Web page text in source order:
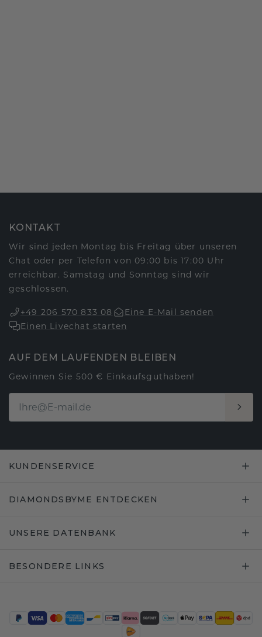
KONTAKT
Wir sind jeden Montag bis Freitag über unseren
Chat oder per Telefon von 09:00 bis 17:00 Uhr
erreichbar. Samstag und Sonntag sind wir
geschlossen.
+49 206 570 833 08
Eine E-Mail senden
Einen Livechat starten
AUF DEM LAUFENDEN BLEIBEN
Gewinnen Sie 500 € Einkaufsguthaben!
KUNDENSERVICE
DIAMONDSBYME ENTDECKEN
UNSERE DATENBANK
BESONDERE LINKS